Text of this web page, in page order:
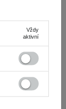
Vždy
aktivní